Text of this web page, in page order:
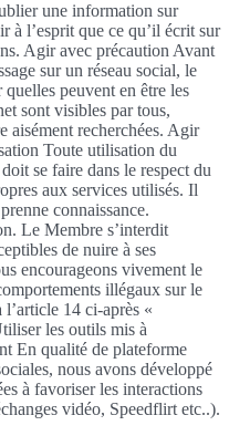
une information sur
à l’esprit que ce qu’il écrit sur
Agir avec précaution Avant
sur un réseau social, le
peuvent en être les
sont visibles par tous,
aisément recherchées. Agir
Toute utilisation du
se faire dans le respect du
aux services utilisés. Il
connaissance.
Le Membre s’interdit
de nuire à ses
encourageons vivement le
illégaux sur le
14 ci-après «
les outils mis à
En qualité de plateforme
nous avons développé
à favoriser les interactions
vidéo, Speedflirt etc..).